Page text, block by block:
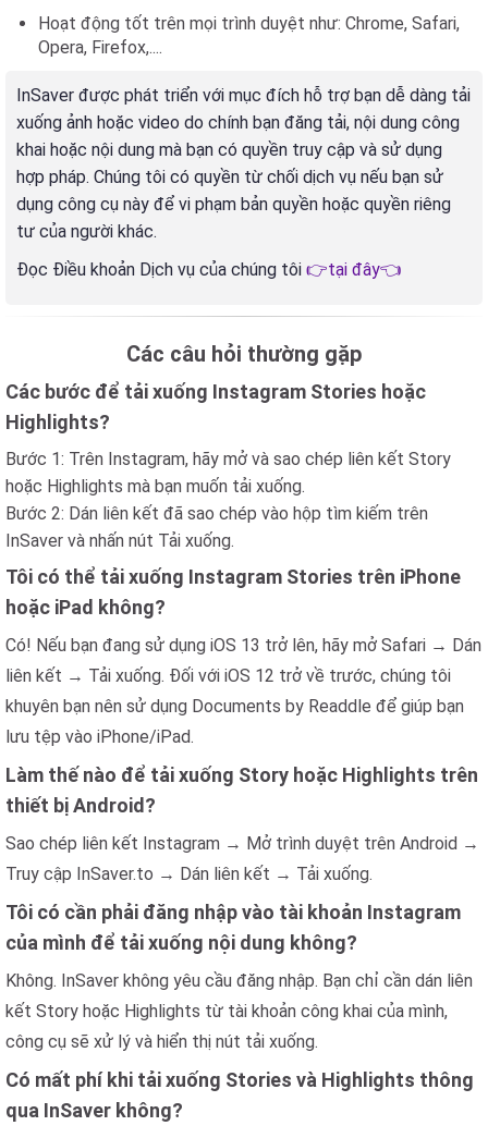
Hoạt động tốt trên mọi trình duyệt như: Chrome, Safari,
Opera, Firefox,....
InSaver được phát triển với mục đích hỗ trợ bạn dễ dàng tải
xuống ảnh hoặc video do chính bạn đăng tải, nội dung công
khai hoặc nội dung mà bạn có quyền truy cập và sử dụng
hợp pháp. Chúng tôi có quyền từ chối dịch vụ nếu bạn sử
dụng công cụ này để vi phạm bản quyền hoặc quyền riêng
tư của người khác.
Đọc Điều khoản Dịch vụ của chúng tôi 👉tại đây👈
Các câu hỏi thường gặp
Các bước để tải xuống Instagram Stories hoặc
Highlights?
Bước 1: Trên Instagram, hãy mở và sao chép liên kết Story
hoặc Highlights mà bạn muốn tải xuống.
Bước 2: Dán liên kết đã sao chép vào hộp tìm kiếm trên
InSaver và nhấn nút Tải xuống.
Tôi có thể tải xuống Instagram Stories trên iPhone
hoặc iPad không?
Có! Nếu bạn đang sử dụng iOS 13 trở lên, hãy mở Safari → Dán
liên kết → Tải xuống. Đối với iOS 12 trở về trước, chúng tôi
khuyên bạn nên sử dụng Documents by Readdle để giúp bạn
lưu tệp vào iPhone/iPad.
Làm thế nào để tải xuống Story hoặc Highlights trên
thiết bị Android?
Sao chép liên kết Instagram → Mở trình duyệt trên Android →
Truy cập InSaver.to → Dán liên kết → Tải xuống.
Tôi có cần phải đăng nhập vào tài khoản Instagram
của mình để tải xuống nội dung không?
Không. InSaver không yêu cầu đăng nhập. Bạn chỉ cần dán liên
kết Story hoặc Highlights từ tài khoản công khai của mình,
công cụ sẽ xử lý và hiển thị nút tải xuống.
Có mất phí khi tải xuống Stories và Highlights thông
qua InSaver không?